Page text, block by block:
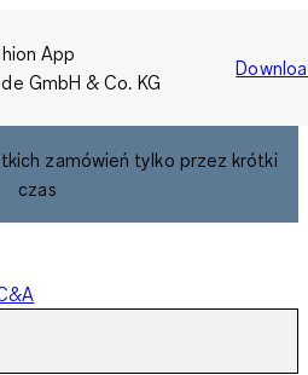
App
GmbH & Co. KG
zamówień tylko przez krótki
czas